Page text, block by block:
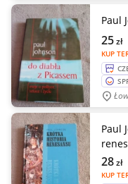
Paul
KUP
25zł
Paul
KUP
28zł